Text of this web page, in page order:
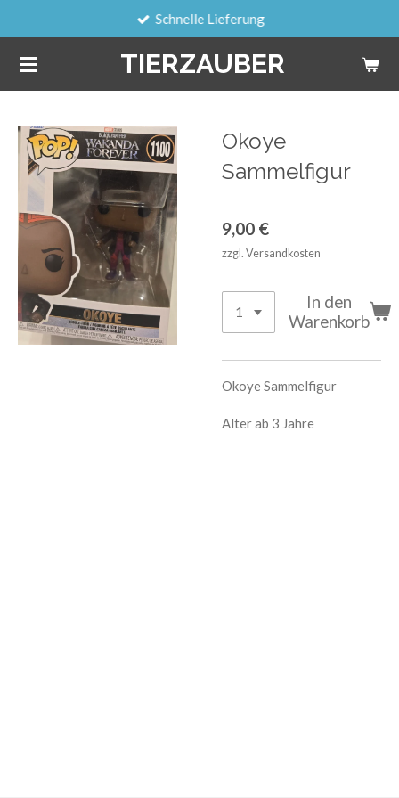
springen
TIERZAUBER
Schnelle Lieferung
Okoye
Sammelfigur
9,00 €
zzgl. Versandkosten
In den
Warenkorb
Okoye Sammelfigur
Alter ab 3 Jahre